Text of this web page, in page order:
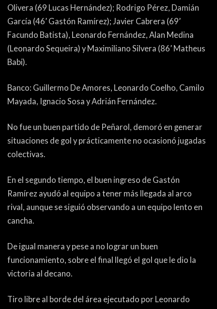
Olivera (69 Lucas Hernández); Rodrigo Pérez, Damián
García (46’ Gastón Ramírez); Javier Cabrera (69’
Facundo Batista), Leonardo Fernández, Alan Medina
(Leonardo Sequeira) y Maximiliano Silvera (86’ Matheus
Babi).
Banco: Guillermo De Amores, Leonardo Coelho, Camilo
Mayada, Ignacio Sosa y Adrián Fernández.
No fue un buen partido de Peñarol, demoró en generar
situaciones de gol y prácticamente no ocasionó jugadas
colectivas.
En el segundo tiempo, el buen ingreso de Gastón
Ramírez ayudó al equipo a tener más llegada al arco
rival, aunque se siguió observando a un equipo lento en
cancha.
De igual manera y pese a no lograr un buen
funcionamiento, sobre el final llegó el gol que le dio la
victoria al decano.
Tiro libre al borde del área ejecutado por Leonardo